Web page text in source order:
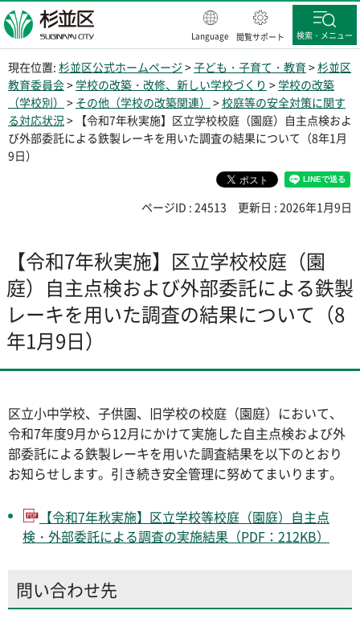
杉並区
Language 閲覧サポート 検索・メニュー
現在位置: 杉並区公式ホームページ >子ども・子育て・教育 >杉並区
教育委員会> 学校の改築・改修、新しい学校づくり > 学校の改築
（学校別） > その他（学校の改築関連） >校庭等の安全対策に関す
る対応状況> 【令和7年秋実施】区立学校校庭（園庭）自主点検およ
び外部委託による鉄製レーキを用いた調査の結果について（8年1月
9日）
ページID : 24513 更新日 : 2026年1月9日
【令和7年秋実施】区立学校校庭（園
庭）自主点検および外部委託による鉄製
レーキを用いた調査の結果について（8
年1月9日）
区立小中学校、子供園、旧学校の校庭（園庭）において、
令和7年度9月から12月にかけて実施した自主点検および外
部委託による鉄製レーキを用いた調査結果を以下のとおり
お知らせします。引き続き安全管理に努めてまいります。
【令和7年秋実施】区立学校等校庭（園庭）自主点
検・外部委託による調査の実施結果（PDF：212KB）
問い合わせ先